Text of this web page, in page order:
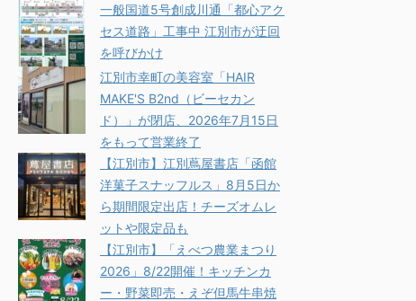
一般国道5号創成川通「都心アク
セス道路」工事中 江別市が迂回
を呼びかけ
江別市幸町の美容室「HAIR
MAKE'S B2nd（ビーセカン
ド）」が閉店、2026年7月15日
をもって営業終了
【江別市】江別蔦屋書店「函館
洋菓子スナッフルス」8月5日か
ら期間限定出店！チーズオムレ
ットや限定品も
【江別市】「えべつ農業まつり
2026」8/22開催！キッチンカ
ー・野菜即売・えぞ但馬牛串焼